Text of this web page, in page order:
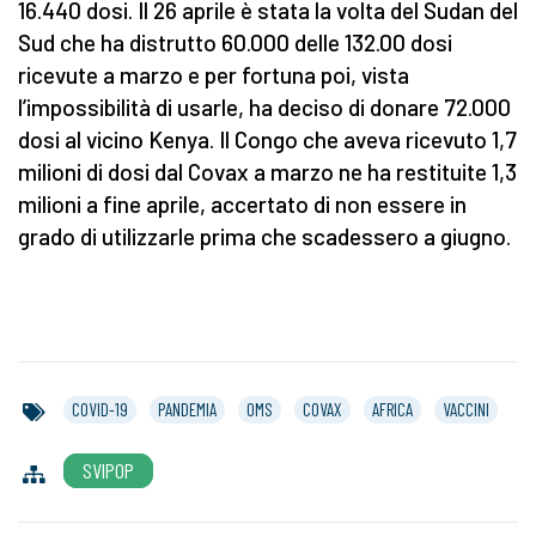
16.440 dosi. Il 26 aprile è stata la volta del Sudan del
Sud che ha distrutto 60.000 delle 132.00 dosi
ricevute a marzo e per fortuna poi, vista
l’impossibilità di usarle, ha deciso di donare 72.000
dosi al vicino Kenya. Il Congo che aveva ricevuto 1,7
milioni di dosi dal Covax a marzo ne ha restituite 1,3
milioni a fine aprile, accertato di non essere in
grado di utilizzarle prima che scadessero a giugno.
COVID-19 PANDEMIA OMS COVAX AFRICA VACCINI
SVIPOP